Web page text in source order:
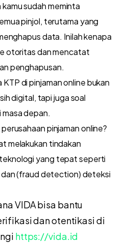
sudah meminta
pinjol, terutama yang
data. Inilah kenapa
otoritas dan mencatat
penghapusan.
di pinjaman online bukan
digital, tapi juga soal
depan.
pinjaman online?
melakukan tindakan
yang tepat seperti
(fraud detection) deteksi
VIDA bisa bantu
dan otentikasi di
https://vida.id